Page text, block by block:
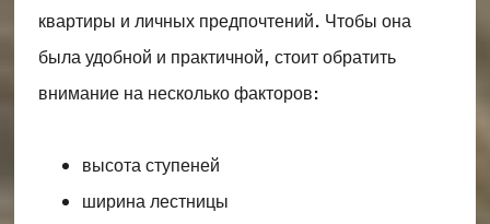
квартиры и личных предпочтений. Чтобы она
была удобной и практичной, стоит обратить
внимание на несколько факторов:
высота ступеней
ширина лестницы